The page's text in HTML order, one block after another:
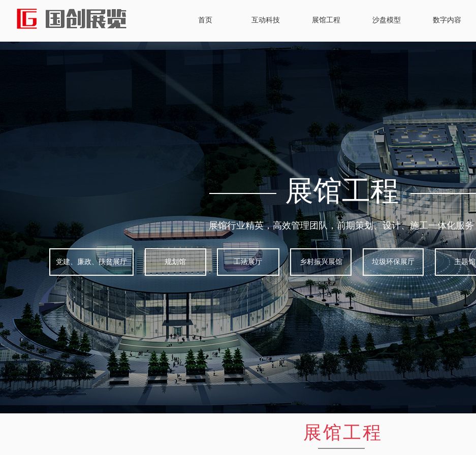
首页 互动科技 展馆工程 沙盘模型 数字内容
展馆行业精英，高效管理团队，前期策划、设计、施工一体化服务
展馆工程
规划馆 工法展厅 主题馆
乡村振兴展馆 垃圾环保展厅
党建、廉政、扶贫展厅
双击此处添加文字
展馆工程